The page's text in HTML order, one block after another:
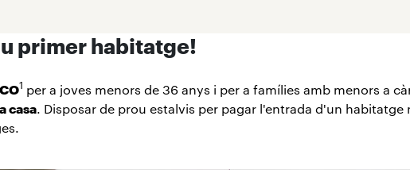
primer habitatge!
1 per a joves menors de 36 anys i per a famílies amb menors a
casa . Disposar de prou estalvis per pagar l'entrada d'un